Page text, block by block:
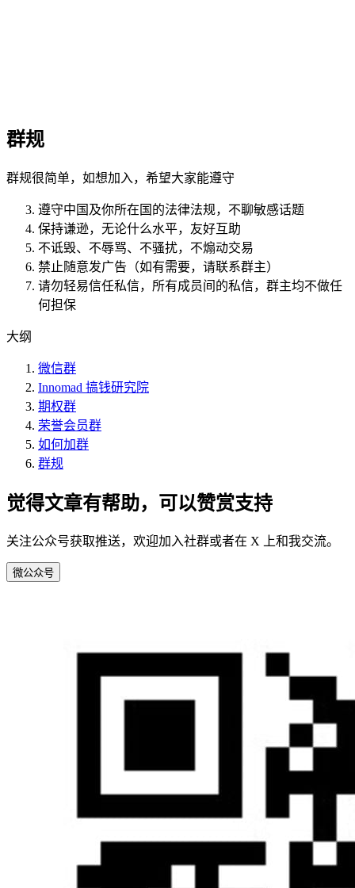
群规
群规很简单，如想加入，希望大家能遵守
遵守中国及你所在国的法律法规，不聊敏感话题
保持谦逊，无论什么水平，友好互助
不诋毁、不辱骂、不骚扰，不煽动交易
禁止随意发广告（如有需要，请联系群主）
请勿轻易信任私信，所有成员间的私信，群主均不做任
何担保
大纲
微信群
Innomad 搞钱研究院
期权群
荣誉会员群
如何加群
群规
觉得文章有帮助，可以赞赏支持
关注公众号获取推送，欢迎加入社群或者在 X 上和我交流。
微公众号